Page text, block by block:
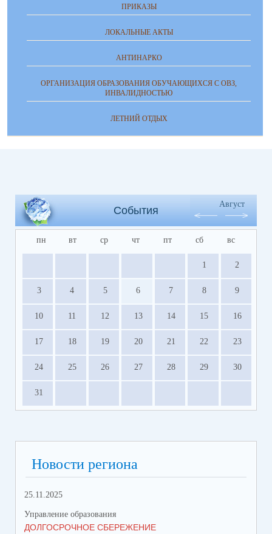
ПРИКАЗЫ
ЛОКАЛЬНЫЕ АКТЫ
АНТИНАРКО
ОРГАНИЗАЦИЯ ОБРАЗОВАНИЯ ОБУЧАЮЩИХСЯ С ОВЗ,
ИНВАЛИДНОСТЬЮ
ЛЕТНИЙ ОТДЫХ
События
Август
пн вт ср чт пт сб вс
1 2
3 4 5 6 7 8 9
10 11 12 13 14 15 16
17 18 19 20 21 22 23
24 25 26 27 28 29 30
31
Новости региона
25.11.2025
Управление образования
ДОЛГОСРОЧНОЕ СБЕРЕЖЕНИЕ